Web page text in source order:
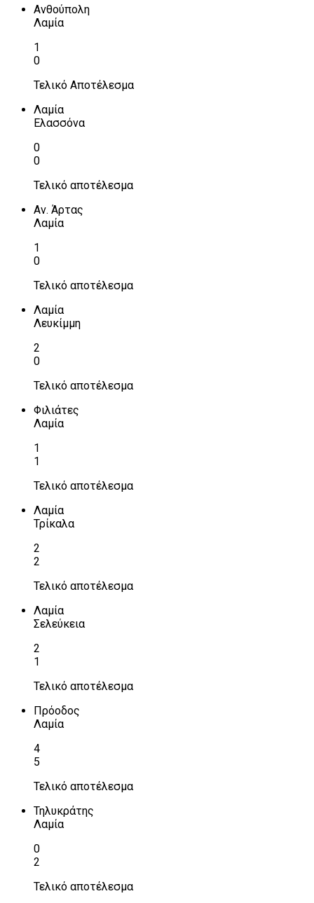
Ανθούπολη
Λαμία
1
0
Τελικό Αποτέλεσμα
Λαμία
Ελασσόνα
0
0
Τελικό αποτέλεσμα
Αν. Άρτας
Λαμία
1
0
Τελικό αποτέλεσμα
Λαμία
Λευκίμμη
2
0
Τελικό αποτέλεσμα
Φιλιάτες
Λαμία
1
1
Τελικό αποτέλεσμα
Λαμία
Τρίκαλα
2
2
Τελικό αποτέλεσμα
Λαμία
Σελεύκεια
2
1
Τελικό αποτέλεσμα
Πρόοδος
Λαμία
4
5
Τελικό αποτέλεσμα
Τηλυκράτης
Λαμία
0
2
Τελικό αποτέλεσμα